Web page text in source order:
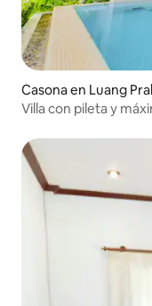
Casona en Luang
Villa con pileta y